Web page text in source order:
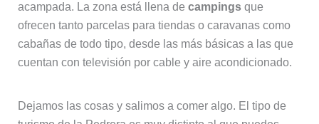
acampada. La zona está llena de campingsque
ofrecen tanto parcelas para tiendas o caravanas como
cabañas de todo tipo, desde las más básicas a las que
cuentan con televisión por cable y aire acondicionado.
Dejamos las cosas y salimos a comer algo. El tipo de